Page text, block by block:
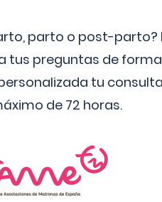
parto o post-
tus preguntas de
tu
de 72 horas.